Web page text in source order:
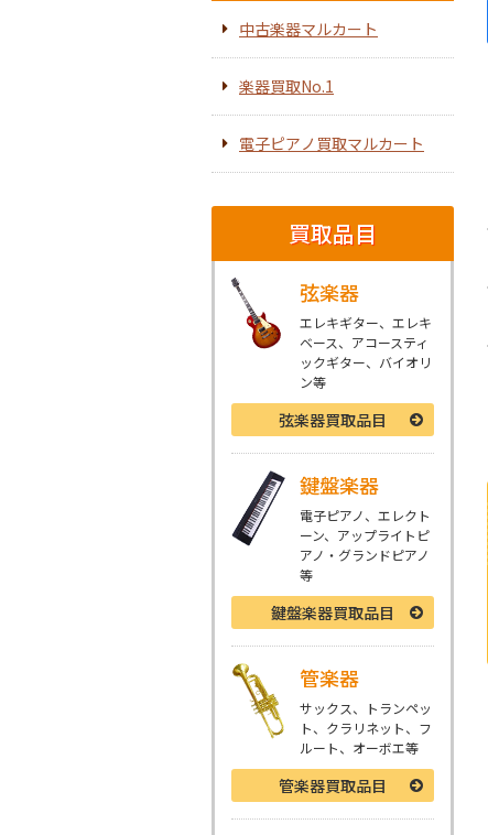
中古楽器マルカート
楽器買取No.1
電子ピアノ買取マルカート
買取品目
弦楽器
エレキギター、エレキ
ベース、アコースティ
ックギター、バイオリ
ン等
弦楽器買取品目
鍵盤楽器
電子ピアノ、エレクト
ーン、アップライトピ
アノ・グランドピアノ
等
鍵盤楽器買取品目
管楽器
サックス、トランペッ
ト、クラリネット、フ
ルート、オーボエ等
管楽器買取品目